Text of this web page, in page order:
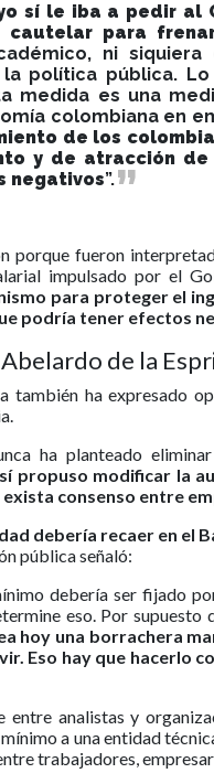
sí le iba a pedir al
cautelar para
ni siquiera
política pública.
medida es una
colombiana en
de los
y de atracción de
negativos”.
porque fueron
impulsado por el
para proteger el
podría tener efectos
de la
también ha expresado
ha planteado
sí propuso modificar la
consenso entre
debería recaer en el
pública señaló:
debería ser fijado
eso. Por supuesto
hoy una borrachera
Eso hay que hacerlo
analistas y
a una entidad
trabajadores,